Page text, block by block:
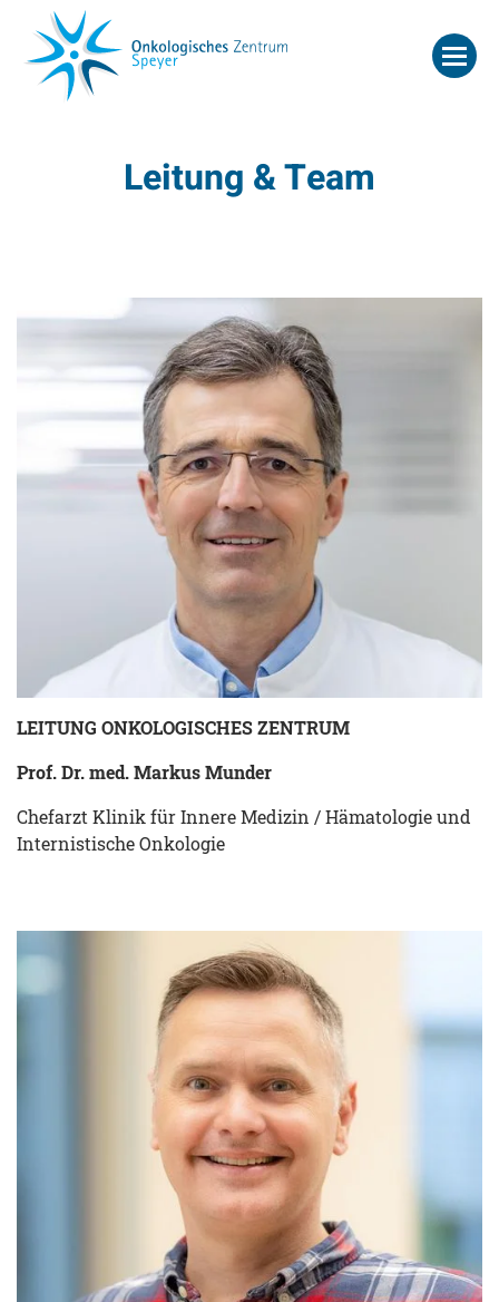
Leitung & Team
LEITUNG ONKOLOGISCHES ZENTRUM
Prof. Dr. med. Markus Munder
Chefarzt Klinik für Innere Medizin / Hämatologie und
Internistische Onkologie